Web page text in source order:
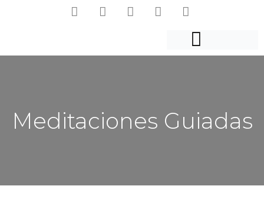
Meditaciones Guiadas